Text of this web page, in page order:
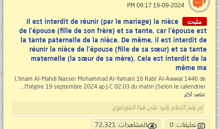
مثبت
Il est interdit de réunir (par le mariage) la nièce
de l'épouse (fille de son frère) et sa tante, car l'épouse est
la tante paternelle de la nièce. De même, il est interdit de
réunir la nièce de l'épouse (fille de sa sœur) et sa tante
maternelle (la sœur de sa mère). Cela est interdit de la
même ma
L'Imam Al-Mahdi Nasser Mohammad Al-Yamani 16 Rabi' Al-Awwal 1446 de
l’hégire 19 septembre 2024 ap J-C 02:03 du matin (Selon le calendrier...
شاهد أكثر
لم يقم الإمام بالرد على هذا الموضوع
تعليقات: 0 المشاهدات: 72,321